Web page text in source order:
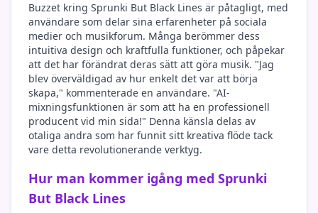
Buzzet kring Sprunki But Black Lines är påtagligt, med
användare som delar sina erfarenheter på sociala
medier och musikforum. Många berömmer dess
intuitiva design och kraftfulla funktioner, och påpekar
att det har förändrat deras sätt att göra musik. "Jag
blev överväldigad av hur enkelt det var att börja
skapa," kommenterade en användare. "AI-
mixningsfunktionen är som att ha en professionell
producent vid min sida!" Denna känsla delas av
otaliga andra som har funnit sitt kreativa flöde tack
vare detta revolutionerande verktyg.
Hur man kommer igång med Sprunki
But Black Lines